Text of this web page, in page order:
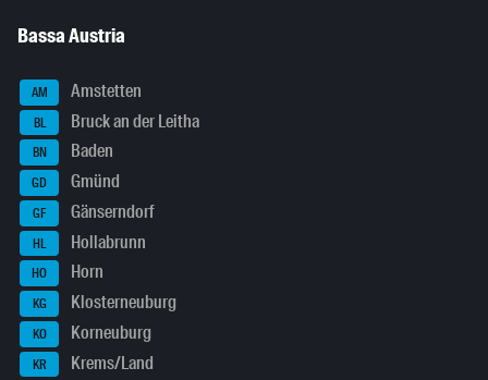
Bassa Austria
AM Amstetten
BL Bruck an der Leitha
BN Baden
GD Gmünd
GF Gänserndorf
HL Hollabrunn
HO Horn
KG Klosterneuburg
KO Korneuburg
KR Krems/Land